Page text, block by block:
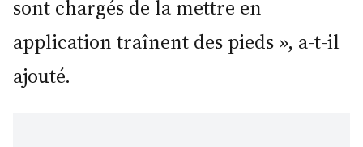
sont chargés de la mettre en
application traînent des pieds », a-t-il
ajouté.